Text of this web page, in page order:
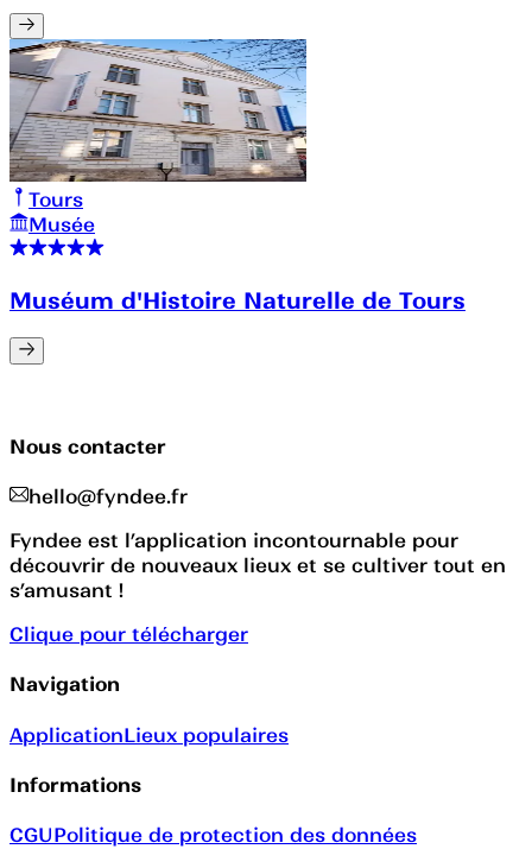
Tours
Musée
Muséum d'Histoire Naturelle de Tours
Nous contacter
hello@fyndee.fr
Fyndee est l’application incontournable pour
découvrir de nouveaux lieux et se cultiver tout en
s’amusant !
Clique pour télécharger
Navigation
ApplicationLieux populaires
Informations
CGUPolitique de protection des données